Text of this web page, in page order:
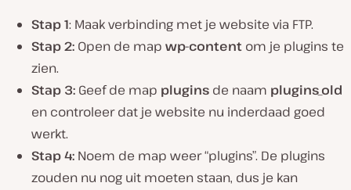
Stap 1: Maak verbinding met je website via FTP.
Stap 2: Open de map wp-content om je plugins te
zien.
Stap 3: Geef de map plugins de naam plugins_old
en controleer dat je website nu inderdaad goed
werkt.
Stap 4: Noem de map weer “plugins”. De plugins
zouden nu nog uit moeten staan, dus je kan